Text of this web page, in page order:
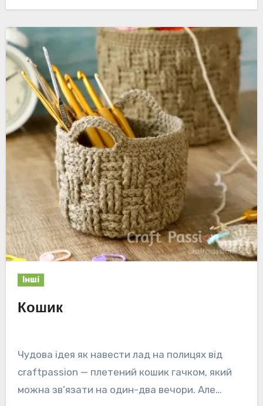
Інші
Кошик
Чудова ідея як навести лад на полицях від
craftpassion — плетений кошик гачком, який
можна зв’язати на один-два вечори. Але…